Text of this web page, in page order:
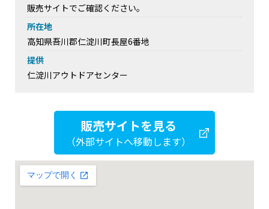
販売サイトでご確認ください。
所在地
高知県吾川郡仁淀川町長屋6番地
提供
仁淀川アウトドアセンター
販売サイトを見る
（外部サイトへ移動します）